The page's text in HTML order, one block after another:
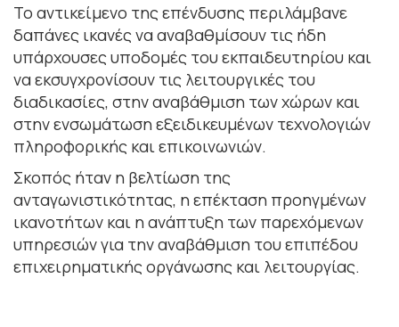
Το αντικείμενο της επένδυσης περιλάμβανε
δαπάνες ικανές να αναβαθμίσουν τις ήδη
υπάρχουσες υποδομές του εκπαιδευτηρίου και
να εκσυγχρονίσουν τις λειτουργικές του
διαδικασίες, στην αναβάθμιση των χώρων και
στην ενσωμάτωση εξειδικευμένων τεχνολογιών
πληροφορικής και επικοινωνιών.
Σκοπός ήταν η βελτίωση της
ανταγωνιστικότητας, η επέκταση προηγμένων
ικανοτήτων και η ανάπτυξη των παρεχόμενων
υπηρεσιών για την αναβάθμιση του επιπέδου
επιχειρηματικής οργάνωσης και λειτουργίας.